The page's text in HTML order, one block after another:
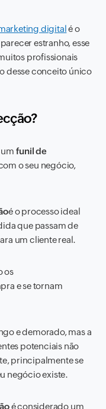
digitalé o
estranho, esse
profissionais
desse conceito único
funil de
o seu negócio,
é o processo ideal
que passam de
um cliente real.
os
e se tornam
e demorado, mas a
potenciais não
principalmente se
negócio existe.
é considerado um